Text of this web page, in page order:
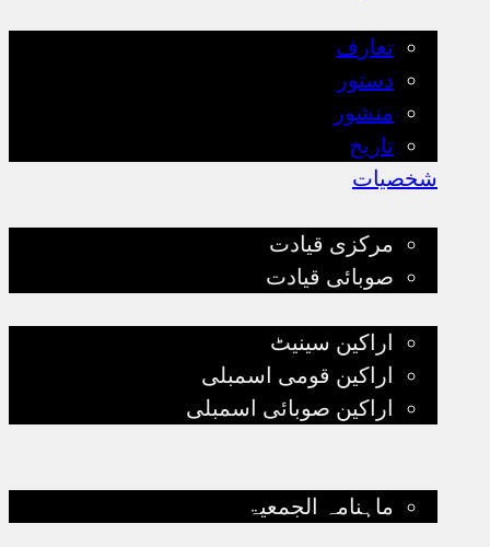
تعارف
دستور
منشور
تاریخ
شخصیات
مرکزی قیادت
صوبائی قیادت
اراکین سینیٹ
اراکین قومی اسمبلی
اراکین صوبائی اسمبلی
ماہنامہ الجمعیۃ